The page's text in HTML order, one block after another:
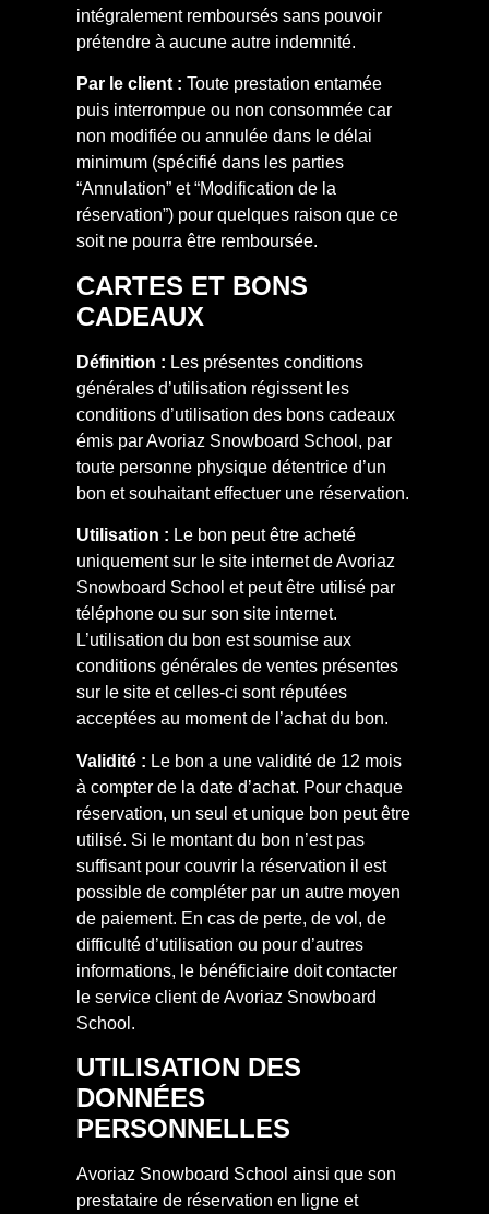
intégralement remboursés sans pouvoir
prétendre à aucune autre indemnité.
Par le client : Toute prestation entamée
puis interrompue ou non consommée car
non modifiée ou annulée dans le délai
minimum (spécifié dans les parties
“Annulation” et “Modification de la
réservation”) pour quelques raison que ce
soit ne pourra être remboursée.
CARTES ET BONS
CADEAUX
Définition : Les présentes conditions
générales d’utilisation régissent les
conditions d’utilisation des bons cadeaux
émis par Avoriaz Snowboard School, par
toute personne physique détentrice d’un
bon et souhaitant effectuer une réservation.
Utilisation : Le bon peut être acheté
uniquement sur le site internet de Avoriaz
Snowboard School et peut être utilisé par
téléphone ou sur son site internet.
L’utilisation du bon est soumise aux
conditions générales de ventes présentes
sur le site et celles-ci sont réputées
acceptées au moment de l’achat du bon.
Validité : Le bon a une validité de 12 mois
à compter de la date d’achat. Pour chaque
réservation, un seul et unique bon peut être
utilisé. Si le montant du bon n’est pas
suffisant pour couvrir la réservation il est
possible de compléter par un autre moyen
de paiement. En cas de perte, de vol, de
difficulté d’utilisation ou pour d’autres
informations, le bénéficiaire doit contacter
le service client de Avoriaz Snowboard
School.
UTILISATION DES
DONNÉES
PERSONNELLES
Avoriaz Snowboard School ainsi que son
prestataire de réservation en ligne et